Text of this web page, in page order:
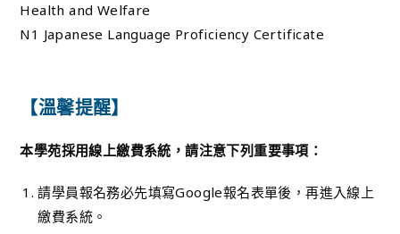
Health and Welfare
N1 Japanese Language Proficiency Certificate
【溫馨提醒】
本學苑採用線上繳費系統，請注意下列重要事項：
請學員報名務必先填寫Google報名表單後，再進入線上
繳費系統。